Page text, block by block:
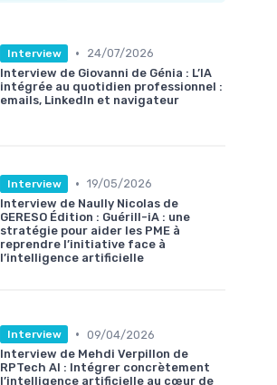
Interview •
24/07/2026
Interview de Giovanni de Génia : L’IA
intégrée au quotidien professionnel :
emails, LinkedIn et navigateur
Interview • 19/05/2026
Interview de Naully Nicolas de
GERESO Édition : Guérill-iA : une
stratégie pour aider les PME à
reprendre l’initiative face à
l’intelligence artificielle
Interview • 09/04/2026
Interview de Mehdi Verpillon de
RPTech AI : Intégrer concrètement
l’intelligence artificielle au cœur de